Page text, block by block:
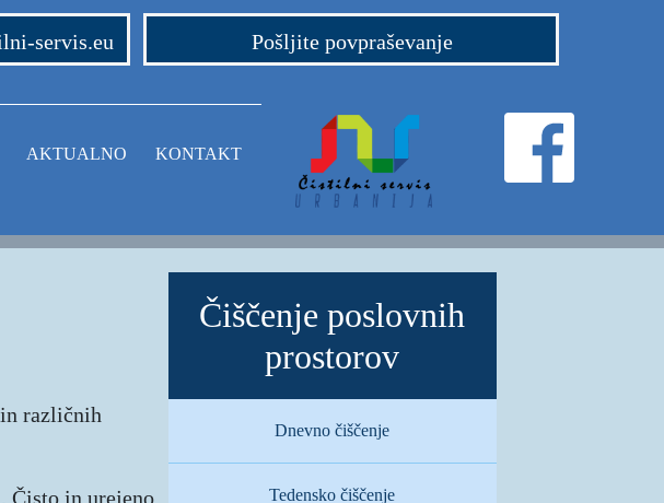
servis.eu Pošljite povpraševanje
AKTUALNO KONTAKT
različnih
Čisto in urejeno
Čiščenje poslovnih
prostorov
Dnevno čiščenje
Tedensko čiščenje